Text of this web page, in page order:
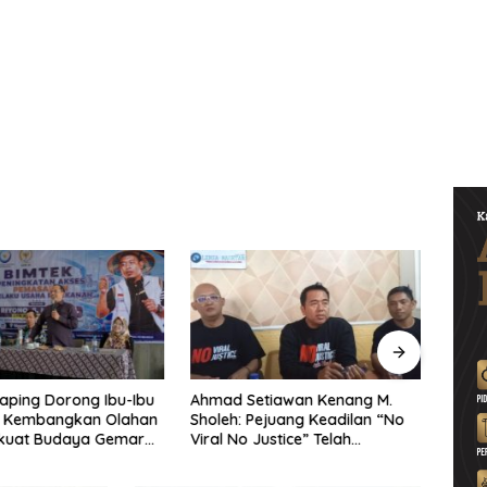
Dorong Ibu-Ibu
Olahan
Budaya Gemar
Ahmad Setiawan Kenang M.
Sholeh: Pejuang Keadilan “No
Viral No Justice” Telah
BRI